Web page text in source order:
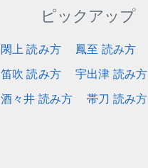
ピックアップ
閖上 読み方
鳳至 読み方
笛吹 読み方
宇出津 読み方
酒々井 読み方
帯刀 読み方